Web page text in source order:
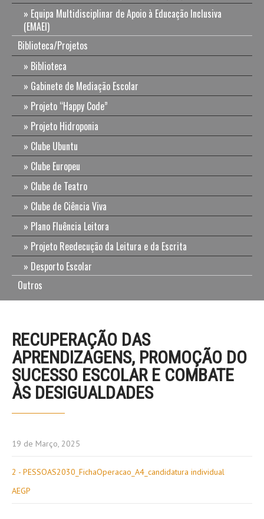
Equipa Multidisciplinar de Apoio à Educação Inclusiva
(EMAEI)
Biblioteca/Projetos
Biblioteca
Gabinete de Mediação Escolar
Projeto “Happy Code”
Projeto Hidroponia
Clube Ubuntu
Clube Europeu
Clube de Teatro
Clube de Ciência Viva
Plano Fluência Leitora
Projeto Reedecução da Leitura e da Escrita
Desporto Escolar
Outros
RECUPERAÇÃO DAS
APRENDIZAGENS, PROMOÇÃO DO
SUCESSO ESCOLAR E COMBATE
ÀS DESIGUALDADES
19 de Março, 2025
2 - PESSOAS2030_FichaOperacao_A4_candidatura individual
AEGP